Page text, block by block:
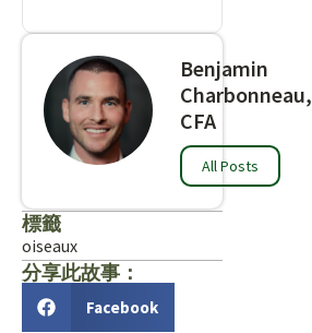
Benjamin
Charbonneau,
CFA
All Posts
標籤
oiseaux
分享此故事：
Facebook